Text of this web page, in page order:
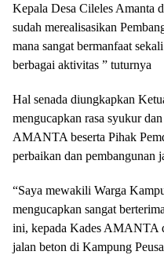
Kepala Desa Cileles Amanta
sudah merealisasikan
mana sangat bermanfaat
berbagai aktivitas ” tuturnya
Hal senada diungkapkan
mengucapkan rasa syukur
AMANTA beserta Pihak
perbaikan dan pembangunan
“Saya mewakili Warga
mengucapkan sangat
ini, kepada Kades AMANTA
jalan beton di Kampung